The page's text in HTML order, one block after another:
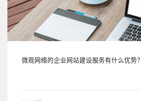
微观网络的企业网站建设服务有什么优势？